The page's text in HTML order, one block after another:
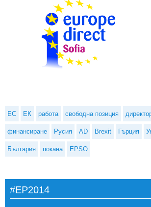
ЕС ЕК работа свободна позиция
финансиране Русия AD Brexit Гърция
България покана EPSO
#EP2014